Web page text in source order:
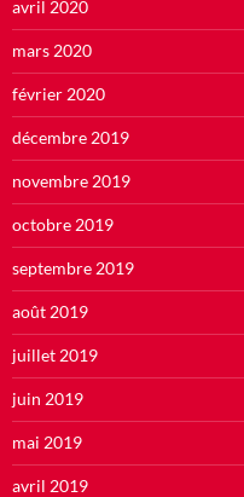
avril 2020
mars 2020
février 2020
décembre 2019
novembre 2019
octobre 2019
septembre 2019
août 2019
juillet 2019
juin 2019
mai 2019
avril 2019